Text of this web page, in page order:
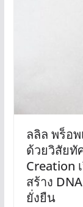
ลลิล พร็อ
ด้วยวิสัยทั
Creation
สร้าง
ยั่งยืน